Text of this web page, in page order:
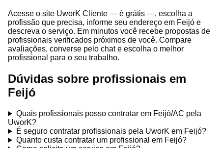
Acesse o site UworK Cliente — é grátis —, escolha a
profissão que precisa, informe seu endereço em Feijó e
descreva o serviço. Em minutos você recebe propostas de
profissionais verificados próximos de você. Compare
avaliações, converse pelo chat e escolha o melhor
profissional para o seu trabalho.
Dúvidas sobre profissionais em
Feijó
Quais profissionais posso contratar em Feijó/AC pela
UworK?
É seguro contratar profissionais pela UworK em Feijó?
Quanto custa contratar um profissional em Feijó?